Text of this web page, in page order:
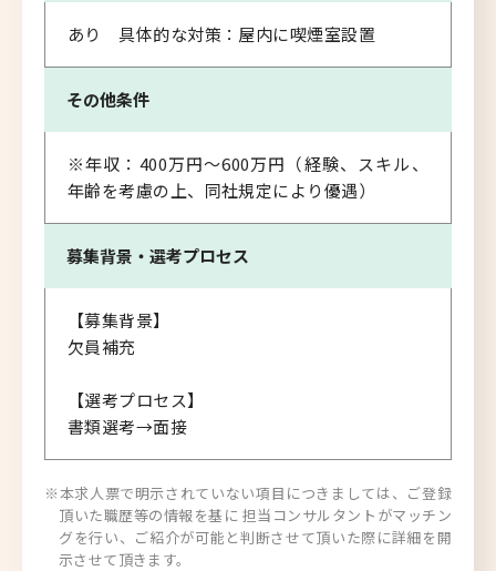
あり 具体的な対策：屋内に喫煙室設置
その他条件
※年収：400万円～600万円（経験、スキル、
年齢を考慮の上、同社規定により優遇）
募集背景・ 選考プロセス
【募集背景】
欠員補充
【選考プロセス】
書類選考→面接
※本求人票で明示されていない項目につきましては、ご登録
頂いた職歴等の情報を基に 担当コンサルタントがマッチン
グを行い、ご紹介が可能と判断させて頂いた際に詳細を開
示させて頂きます。